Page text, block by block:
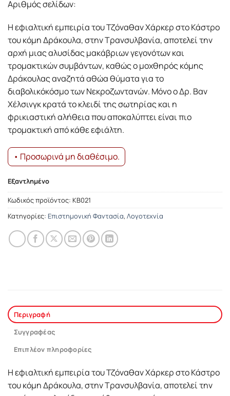
Αριθμός σελίδων:
Η εφιαλτική εμπειρία του Τζόναθαν Χάρκερ στο Κάστρο
του κόμη Δράκουλα, στην Τρανσυλβανία, αποτελεί την
αρχή μιας αλυσίδας μακάβριων γεγονότων και
τρομακτικών συμβάντων, καθώς ο μοχθηρός κόμης
Δράκουλας αναζητά αθώα θύματα για το
διαβολικόκόσμο των Νεκροζωντανών. Μόνο ο Δρ. Βαν
Χέλσινγκ κρατά το κλειδί της σωτηρίας και η
φρικιαστική αλήθεια που αποκαλύπτει είναι πιο
τρομακτική από κάθε εφιάλτη.
• Προσωρινά μη διαθέσιμο.
Εξαντλημένο
Κωδικός προϊόντος: ΚΒ021
Κατηγορίες: Επιστημονική Φαντασία, Λογοτεχνία
Περιγραφή
Συγγραφέας
Επιπλέον πληροφορίες
Η εφιαλτική εμπειρία του Τζόναθαν Χάρκερ στο Κάστρο
του κόμη Δράκουλα, στην Τρανσυλβανία, αποτελεί την